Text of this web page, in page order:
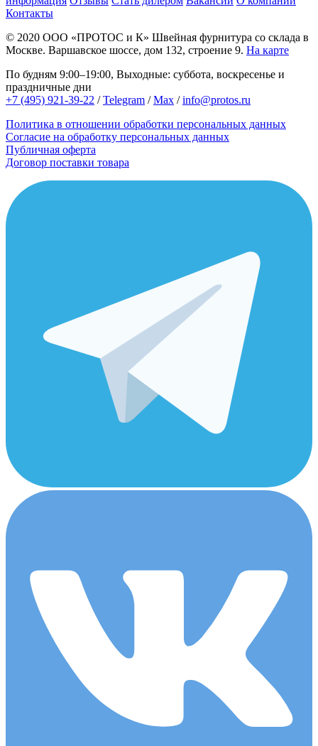
Контакты
© 2020 ООО «ПРОТОС и К» Швейная фурнитура со склада в
Москве. Варшавское шоссе, дом 132, строение 9. На карте
По будням 9:00–19:00, Выходные: суббота, воскресенье и
праздничные дни
+7 (495) 921-39-22 /Telegram /Max /info@protos.ru
Политика в отношении обработки персональных данных
Согласие на обработку персональных данных
Публичная оферта
Договор поставки товара